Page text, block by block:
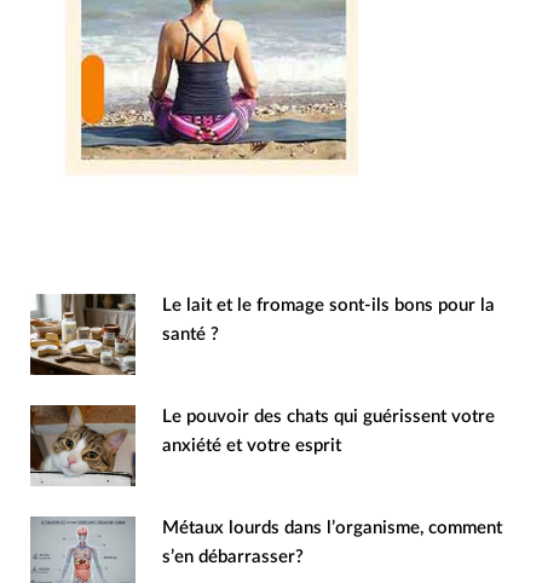
Le lait et le fromage sont-ils bons pour la
santé ?
Le pouvoir des chats qui guérissent votre
anxiété et votre esprit
Métaux lourds dans l’organisme, comment
s’en débarrasser?